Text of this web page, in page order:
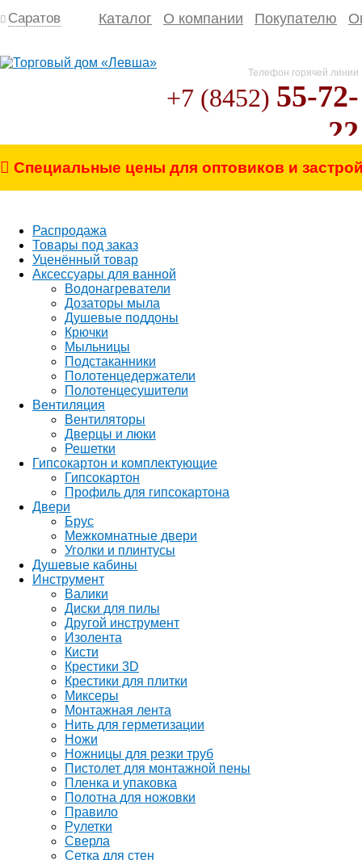
Саратов Каталог О компании Покупателю
Телефон горячей линии
+7 (8452) 55-72-
22
Специальные цены для оптовиков и
Распродажа
Товары под заказ
Уценённый товар
Аксессуары для ванной
Водонагреватели
Дозаторы мыла
Душевые поддоны
Крючки
Мыльницы
Подстаканники
Полотенцедержатели
Полотенцесушители
Вентиляция
Вентиляторы
Дверцы и люки
Решетки
Гипсокартон и комплектующие
Гипсокартон
Профиль для гипсокартона
Двери
Брус
Межкомнатные двери
Уголки и плинтусы
Душевые кабины
Инструмент
Валики
Диски для пилы
Другой инструмент
Изолента
Кисти
Крестики 3D
Крестики для плитки
Миксеры
Монтажная лента
Нить для герметизации
Ножи
Ножницы для резки труб
Пистолет для монтажной пены
Пленка и упаковка
Полотна для ножовки
Правило
Рулетки
Сверла
Сетка для стен